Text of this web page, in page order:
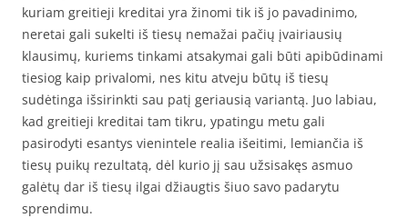
kuriam greitieji kreditai yra žinomi tik iš jo pavadinimo,
neretai gali sukelti iš tiesų nemažai pačių įvairiausių
klausimų, kuriems tinkami atsakymai gali būti apibūdinami
tiesiog kaip privalomi, nes kitu atveju būtų iš tiesų
sudėtinga išsirinkti sau patį geriausią variantą. Juo labiau,
kad greitieji kreditai tam tikru, ypatingu metu gali
pasirodyti esantys vienintele realia išeitimi, lemiančia iš
tiesų puikų rezultatą, dėl kurio jį sau užsisakęs asmuo
galėtų dar iš tiesų ilgai džiaugtis šiuo savo padarytu
sprendimu.